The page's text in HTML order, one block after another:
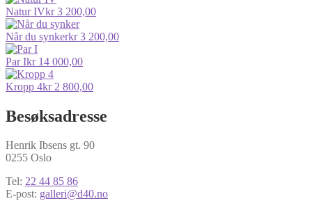
Natur IVkr3 200,00
Når du synkerkr3 200,00
Par Ikr14 000,00
Kropp 4kr2 800,00
Besøksadresse
Henrik Ibsens gt. 90
0255 Oslo
Tel: 22 44 85 86
E-post: galleri@d40.no